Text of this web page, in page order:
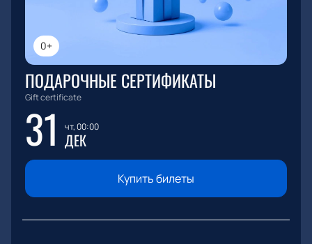
0+
ПОДАРОЧНЫЕ СЕРТИФИКАТЫ
Gift certificate
31 чт, 00:00
ДЕК
Купить билеты